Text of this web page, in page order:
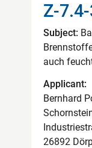
Z-
Subject:
auch
Applicant:
Bernhard
26892